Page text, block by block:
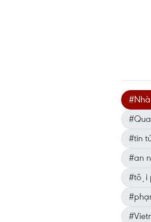
#tin
#an
#tội